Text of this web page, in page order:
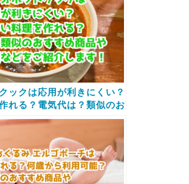
ックは応用が利きにくい？
れる？電気代は？類似のお
ミ情報などをご紹介しま